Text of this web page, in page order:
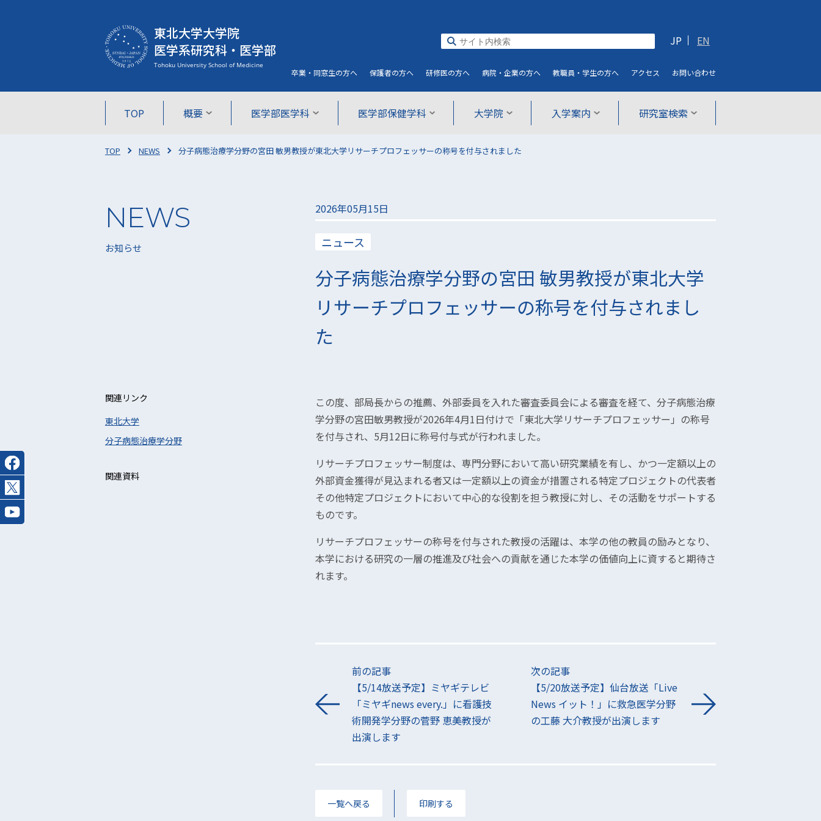
東北大学大学院
医学系研究科・医学部
TOP 概要 医学部医学科 医学部保健学科 大学院 入学案内 研究室検索
JP EN
卒業・同窓生の方へ 保護者の方へ 研修医の方へ 病院・企業の方へ 教職員・学生の方へ アクセス お問い合わせ
TOP NEWS 分子病態治療学分野の宮田 敏男教授が東北大学リサーチプロフェッサーの称号を付与されました
お知らせ
2026年05月15日
ニュース
分子病態治療学分野の宮田 敏男教授が東北大学
リサーチプロフェッサーの称号を付与されまし
た
この度、部局長からの推薦、外部委員を入れた審査委員会による審査を経て、分子病態治療
学分野の宮田敏男教授が2026年4月1日付けで「東北大学リサーチプロフェッサー」の称号
を付与され、5月12日に称号付与式が行われました。
リサーチプロフェッサー制度は、専門分野において高い研究業績を有し、かつ一定額以上の
外部資金獲得が見込まれる者又は一定額以上の資金が措置される特定プロジェクトの代表者
その他特定プロジェクトにおいて中心的な役割を担う教授に対し、その活動をサポートする
ものです。
リサーチプロフェッサーの称号を付与された教授の活躍は、本学の他の教員の励みとなり、
本学における研究の一層の推進及び社会への貢献を通じた本学の価値向上に資すると期待さ
れます。
関連リンク
東北大学
分子病態治療学分野
関連資料
前の記事
【5/14放送予定】ミヤギテレビ
「ミヤギnews every.」に看護技
術開発学分野の菅野 恵美教授が
出演します
次の記事
【5/20放送予定】仙台放送「Live
News イット！」に救急医学分野
の工藤 大介教授が出演します
一覧へ戻る 印刷する